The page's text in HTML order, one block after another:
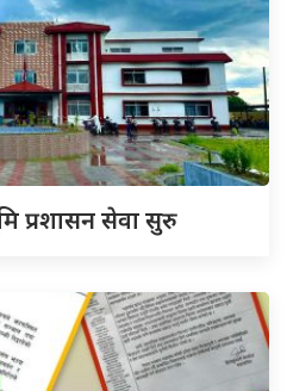
प्रशासन सेवा सुरु